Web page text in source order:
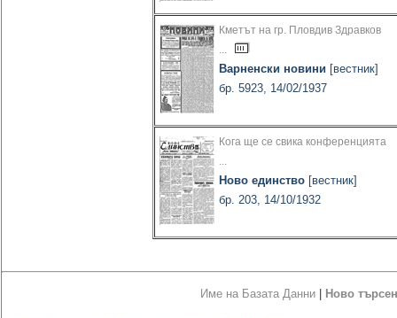
Кметът на гр. Пловдив Здравков
...
Варненски новини [вестник]
бр. 5923, 14/02/1937
Кога ще се свика конференцията
...
Ново единство [вестник]
бр. 203, 14/10/1932
Име на Базата Данни Ново